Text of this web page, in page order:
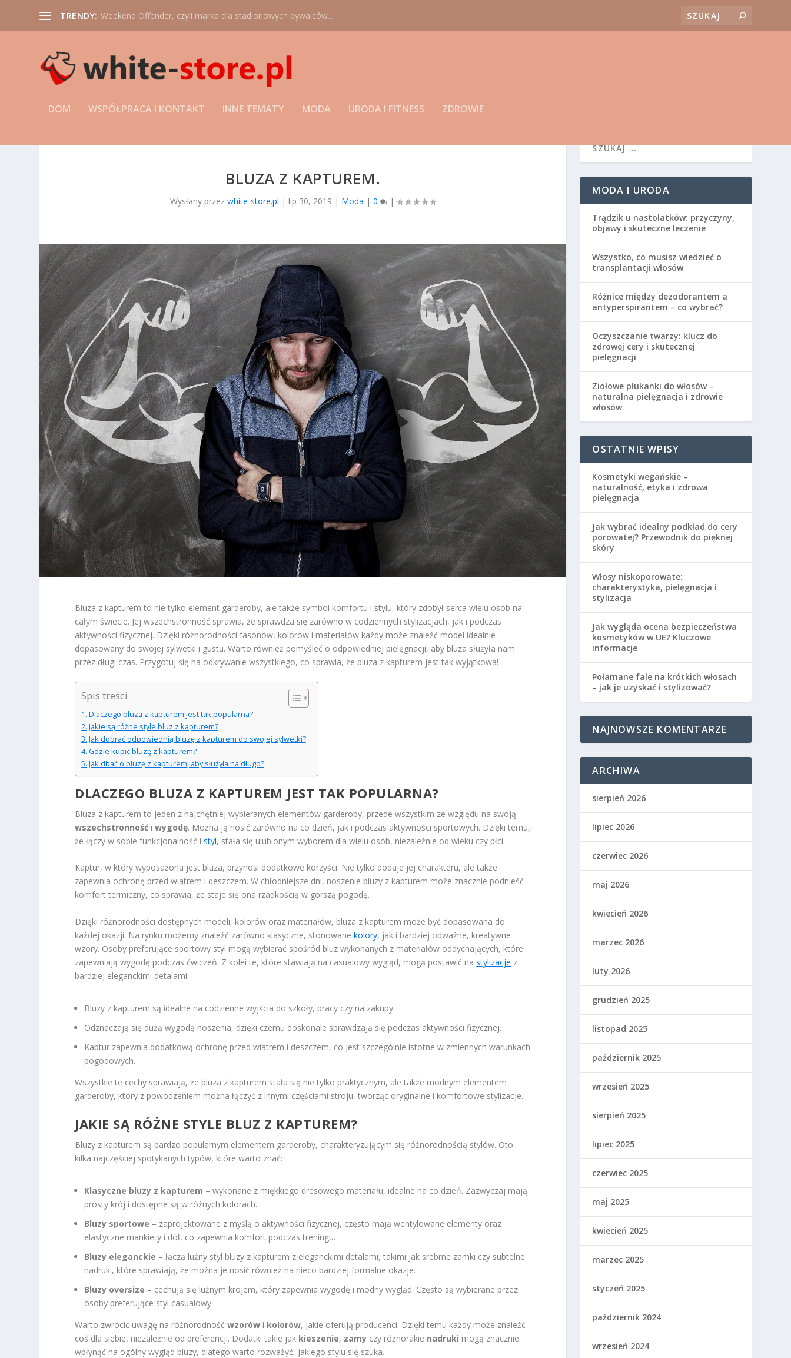
TRENDY: Weekend Offender, czyli marka dla stadionowych bywalców...
DOM WSPÓŁPRACA I KONTAKT INNE TEMATY MODA URODA I FITNESS ZDROWIE
BLUZA Z KAPTUREM.
Wysłany przezwhite-store.pl | lip 30, 2019 | Moda |0 |
Bluza z kapturem to nie tylko element garderoby, ale także symbol komfortu i stylu, który zdobył serca wielu osób na
całym świecie. Jej wszechstronność sprawia, że sprawdza się zarówno w codziennych stylizacjach, jak i podczas
aktywności fizycznej. Dzięki różnorodności fasonów, kolorów i materiałów każdy może znaleźć model idealnie
dopasowany do swojej sylwetki i gustu. Warto również pomyśleć o odpowiedniej pielęgnacji, aby bluza służyła nam
przez długi czas. Przygotuj się na odkrywanie wszystkiego, co sprawia, że bluza z kapturem jest tak wyjątkowa!
Spis treści
Dlaczego bluza z kapturem jest tak popularna?
Jakie są różne style bluz z kapturem?
Jak dobrać odpowiednią bluzę z kapturem do swojej sylwetki?
Gdzie kupić bluzę z kapturem?
Jak dbać o bluzę z kapturem, aby służyła na długo?
DLACZEGO BLUZA Z KAPTUREM JEST TAK POPULARNA?
Bluza z kapturem to jeden z najchętniej wybieranych elementów garderoby, przede wszystkim ze względu na swoją
wszechstronność iwygodę. Można ją nosić zarówno na co dzień, jak i podczas aktywności sportowych. Dzięki temu,
że łączy w sobie funkcjonalność istyl, stała się ulubionym wyborem dla wielu osób, niezależnie od wieku czy płci.
Kaptur, w który wyposażona jest bluza, przynosi dodatkowe korzyści. Nie tylko dodaje jej charakteru, ale także
zapewnia ochronę przed wiatrem i deszczem. W chłodniejsze dni, noszenie bluzy z kapturem może znacznie podnieść
komfort termiczny, co sprawia, że staje się ona rzadkością w gorszą pogodę.
Dzięki różnorodności dostępnych modeli, kolorów oraz materiałów, bluza z kapturem może być dopasowana do
każdej okazji. Na rynku możemy znaleźć zarówno klasyczne, stonowanekolory, jak i bardziej odważne, kreatywne
wzory. Osoby preferujące sportowy styl mogą wybierać spośród bluz wykonanych z materiałów oddychających, które
zapewniają wygodę podczas ćwiczeń. Z kolei te, które stawiają na casualowy wygląd, mogą postawić nastylizacje z
bardziej eleganckimi detalami.
Bluzy z kapturem są idealne na codzienne wyjścia do szkoły, pracy czy na zakupy.
Odznaczają się dużą wygodą noszenia, dzięki czemu doskonale sprawdzają się podczas aktywności fizycznej.
Kaptur zapewnia dodatkową ochronę przed wiatrem i deszczem, co jest szczególnie istotne w zmiennych warunkach
pogodowych.
Wszystkie te cechy sprawiają, że bluza z kapturem stała się nie tylko praktycznym, ale także modnym elementem
garderoby, który z powodzeniem można łączyć z innymi częściami stroju, tworząc oryginalne i komfortowe stylizacje.
JAKIE SĄ RÓŻNE STYLE BLUZ Z KAPTUREM?
Bluzy z kapturem są bardzo popularnym elementem garderoby, charakteryzującym się różnorodnością stylów. Oto
kilka najczęściej spotykanych typów, które warto znać:
Klasyczne bluzy z kapturem – wykonane z miękkiego dresowego materiału, idealne na co dzień. Zazwyczaj mają
prosty krój i dostępne są w różnych kolorach.
Bluzy sportowe – zaprojektowane z myślą o aktywności fizycznej, często mają wentylowane elementy oraz
elastyczne mankiety i dół, co zapewnia komfort podczas treningu.
Bluzy eleganckie – łączą luźny styl bluzy z kapturem z eleganckimi detalami, takimi jak srebrne zamki czy subtelne
nadruki, które sprawiają, że można je nosić również na nieco bardziej formalne okazje.
Bluzy oversize – cechują się luźnym krojem, który zapewnia wygodę i modny wygląd. Często są wybierane przez
osoby preferujące styl casualowy.
Warto zwrócić uwagę na różnorodnośćwzorów i kolorów, jakie oferują producenci. Dzięki temu każdy może znaleźć
coś dla siebie, niezależnie od preferencji. Dodatki takie jak kieszenie, zamy czy różnorakie nadruki mogą znacznie
wpłynąć na ogólny wygląd bluzy, dlatego warto rozważyć, jakiego stylu się szuka.
MODA I URODA
Trądzik u nastolatków: przyczyny,
objawy i skuteczne leczenie
Wszystko, co musisz wiedzieć o
transplantacji włosów
Różnice między dezodorantem a
antyperspirantem – co wybrać?
Oczyszczanie twarzy: klucz do
zdrowej cery i skutecznej
pielęgnacji
Ziołowe płukanki do włosów –
naturalna pielęgnacja i zdrowie
włosów
OSTATNIE WPISY
Kosmetyki wegańskie –
naturalność, etyka i zdrowa
pielęgnacja
Jak wybrać idealny podkład do cery
porowatej? Przewodnik do pięknej
skóry
Włosy niskoporowate:
charakterystyka, pielęgnacja i
stylizacja
Jak wygląda ocena bezpieczeństwa
kosmetyków w UE? Kluczowe
informacje
Połamane fale na krótkich włosach
– jak je uzyskać i stylizować?
NAJNOWSZE KOMENTARZE
ARCHIWA
sierpień 2026
lipiec 2026
czerwiec 2026
maj 2026
kwiecień 2026
marzec 2026
luty 2026
grudzień 2025
listopad 2025
październik 2025
wrzesień 2025
sierpień 2025
lipiec 2025
czerwiec 2025
maj 2025
kwiecień 2025
marzec 2025
styczeń 2025
październik 2024
wrzesień 2024